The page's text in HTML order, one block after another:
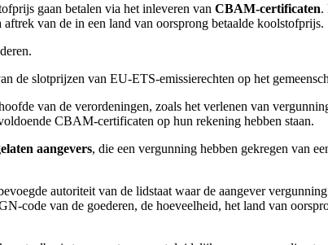
gaan betalen via het inleveren van CBAM-certificaten.
van de in een land van oorsprong betaalde koolstofprijs.
de slotprijzen van EU-ETS-emissierechten op het
van de verordeningen, zoals het verlenen van
CBAM-certificaten op hun rekening hebben staan.
aangevers, die een vergunning hebben gekregen van
autoriteit van de lidstaat waar de aangever
code van de goederen, de hoeveelheid, het land van